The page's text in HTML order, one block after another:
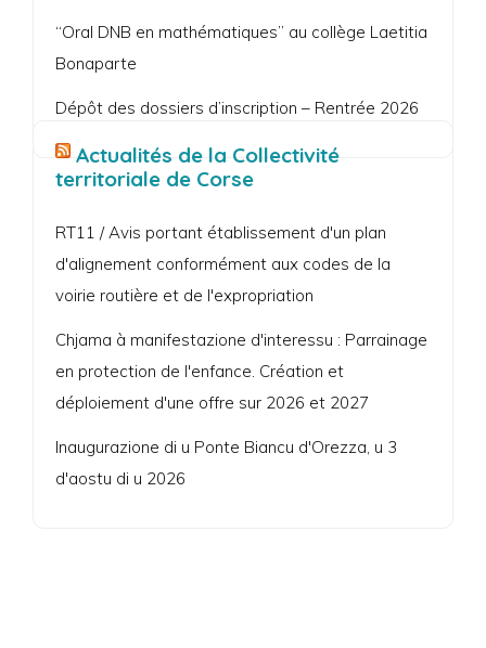
“Oral DNB en mathématiques” au collège Laetitia
Bonaparte
Dépôt des dossiers d’inscription – Rentrée 2026
Actualités de la Collectivité
territoriale de Corse
RT11 / Avis portant établissement d'un plan
d'alignement conformément aux codes de la
voirie routière et de l'expropriation
Chjama à manifestazione d'interessu : Parrainage
en protection de l'enfance. Création et
déploiement d'une offre sur 2026 et 2027
Inaugurazione di u Ponte Biancu d'Orezza, u 3
d'aostu di u 2026